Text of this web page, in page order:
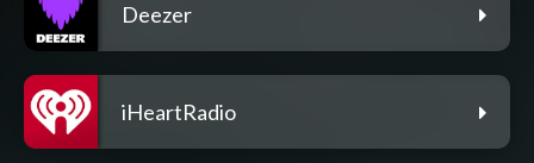
Deezer
iHeartRadio